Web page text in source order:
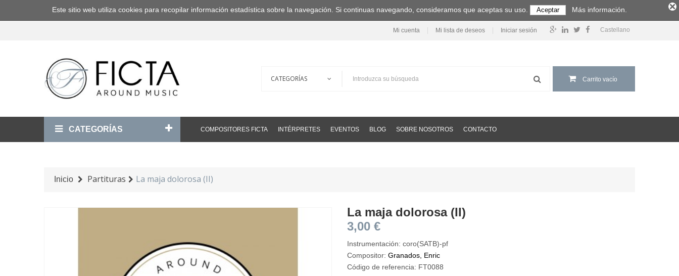
Castellano
Mi cuenta Mi lista de deseos Iniciar sesión
Carrito vacío
CATEGORÍAS COMPOSITORES FICTA INTÉRPRETES EVENTOS BLOG SOBRE NOSOTROS CONTACTO
Inicio Partituras La maja dolorosa (II)
La maja dolorosa (II)
3,00 €
Instrumentación: coro(SATB)-pf
Compositor: Granados, Enric
Código de referencia: FT0088
Este sitio web utiliza cookies para recopilar información estadística sobre la navegación. Si continuas navegando, consideramos que aceptas su uso. Aceptar Más información.